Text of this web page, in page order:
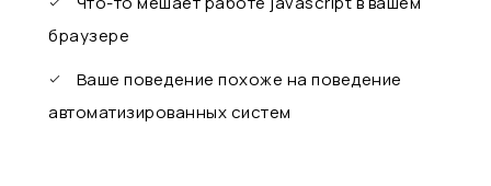
браузере
Ваше поведение похоже на поведение
автоматизированных систем